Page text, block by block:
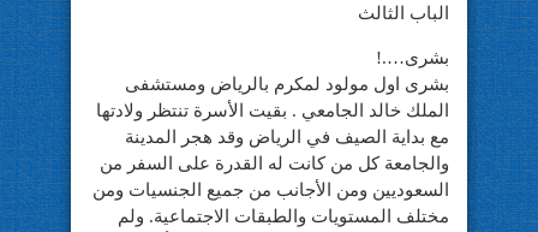
الباب الثالث
بشرى….!
بشرى اول مولود لمكرم بالرياض ومستشفى
الملك خالد الجامعي . بقيت الأسرة تنتظر ولادتها
مع بداية الصيف في الرياض وقد هجر المدينة
والجامعة كل من كانت له القدرة على السفر من
السعوديين ومن الأجانب من جميع الجنسيات ومن
مختلف المستويات والطبقات الاجتماعية. ولم